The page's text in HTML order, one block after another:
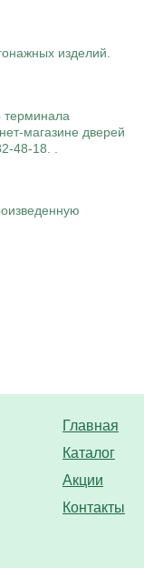
изделий.
терминала
магазине дверей
48-18. .
Главная
Каталог
Акции
Контакты